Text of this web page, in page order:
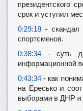
президентского
срок и уступил
0:29:18 -скандал
спортсменов.
0:38:34 - суть
информационной
0:43:34 - как
на Ересько и
выборами в ДНР и